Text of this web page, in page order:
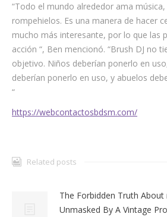
“Todo el mundo alrededor ama
rompehielos. Es una manera de hacer
mucho más interesante, por lo que las
acción “, Ben mencionó. “Brush DJ no
objetivo. Niños deberían ponerlo en
deberían ponerlo en uso, y abuelos
“
https://webcontactosbdsm.com/
Related posts
The Forbidden Truth
Unmasked By A Vintage Pro